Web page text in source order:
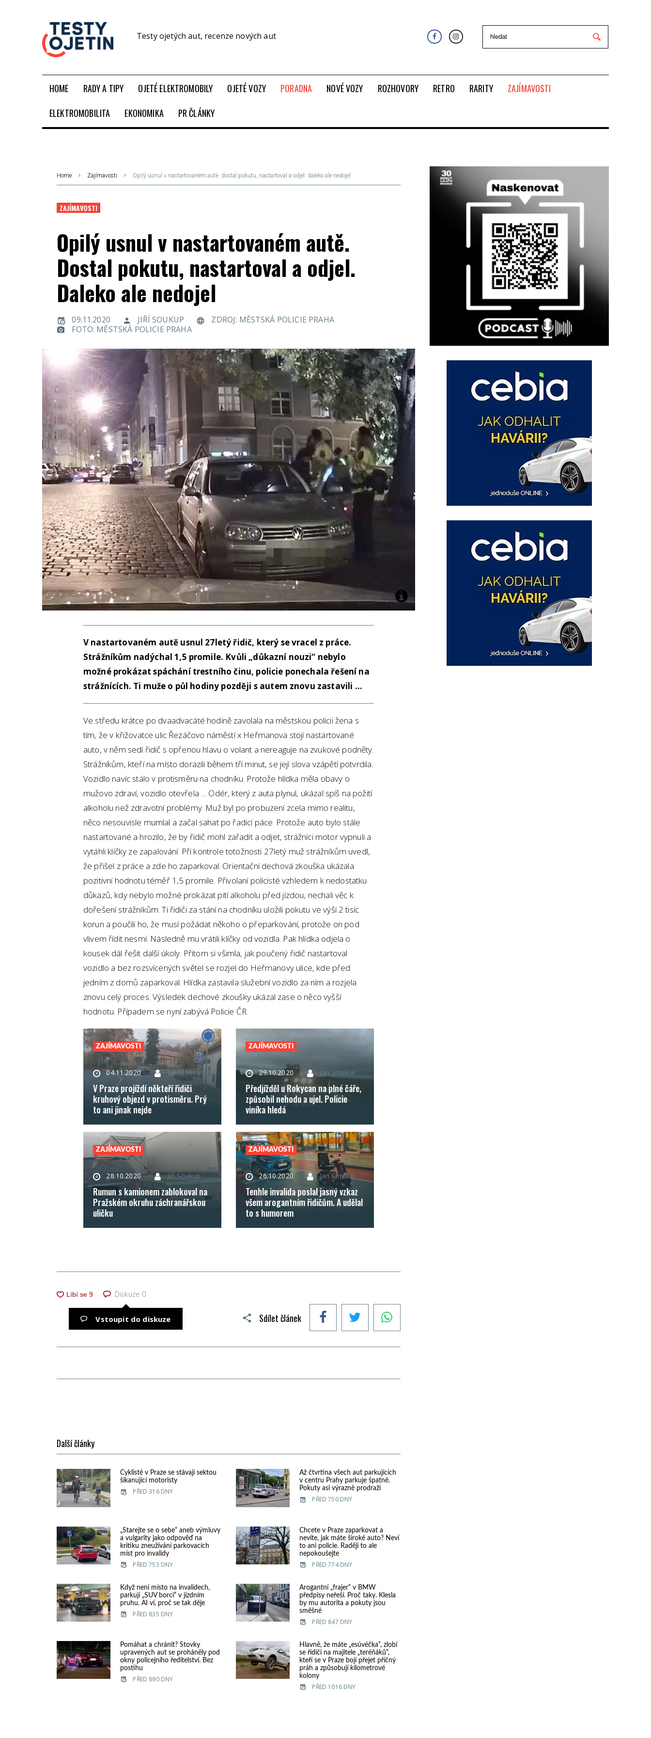
Testy ojetých aut, recenze nových aut
HOME RADY A TIPY OJETÉ ELEKTROMOBILY OJETÉ VOZY PORADNA NOVÉ VOZY ROZHOVORY RETRO RARITY
ZAJÍMAVOSTI
ELEKTROMOBILITA
EKONOMIKA PR ČLÁNKY
Home Zajímavosti Opilý usnul v nastartovaném autě. dostal pokutu, nastartoval a odjel. daleko ale nedojel
ZAJÍMAVOSTI
Opilý usnul v nastartovaném autě.
Dostal pokutu, nastartoval a odjel.
Daleko ale nedojel
09.11.2020 JIŘÍ SOUKUP
ZDROJ: MĚSTSKÁ POLICIE PRAHA
FOTO: MĚSTSKÁ POLICIE PRAHA
V nastartovaném autě usnul 27letý řidič, který se vracel z práce.
Strážníkům nadýchal 1,5 promile. Kvůli „důkazní nouzi“ nebylo
možné prokázat spáchání trestního činu, policie ponechala řešení na
strážnících. Ti muže o půl hodiny později s autem znovu zastavili …
Ve středu krátce po dvaadvacáté hodině zavolala na městskou policii žena s
tím, že v křižovatce ulic Řezáčovo náměstí x Heřmanova stojí nastartované
auto, v něm sedí řidič s opřenou hlavu o volant a nereaguje na zvukové podněty.
Strážníkům, kteří na místo dorazili během tří minut, se její slova vzápětí potvrdila.
Vozidlo navíc stálo v protisměru na chodníku. Protože hlídka měla obavy o
mužovo zdraví, vozidlo otevřela … Odér, který z auta plynul, ukázal spíš na požití
alkoholu než zdravotní problémy. Muž byl po probuzení zcela mimo realitu,
něco nesouvisle mumlal a začal sahat po řadicí páce. Protože auto bylo stále
nastartované a hrozilo, že by řidič mohl zařadit a odjet, strážníci motor vypnuli a
vytáhli klíčky ze zapalování. Při kontrole totožnosti 27letý muž strážníkům uvedl,
že přišel z práce a zde ho zaparkoval. Orientační dechová zkouška ukázala
pozitivní hodnotu téměř 1,5 promile. Přivolaní policisté vzhledem k nedostatku
důkazů, kdy nebylo možné prokázat pití alkoholu před jízdou, nechali věc k
dořešení strážníkům. Ti řidiči za stání na chodníku uložili pokutu ve výši 2 tisíc
korun a poučili ho, že musí požádat někoho o přeparkování, protože on pod
vlivem řídit nesmí. Následně mu vrátili klíčky od vozidla. Pak hlídka odjela o
kousek dál řešit další úkoly. Přitom si všimla, jak poučený řidič nastartoval
vozidlo a bez rozsvícených světel se rozjel do Heřmanovy ulice, kde před
jedním z domů zaparkoval. Hlídka zastavila služební vozidlo za ním a rozjela
znovu celý proces. Výsledek dechové zkoušky ukázal zase o něco vyšší
hodnotu. Případem se nyní zabývá Policie ČR.
ZAJÍMAVOSTI
04.11.2020 Jan Smékal
V Praze projíždí někteří řidiči
kruhový objezd v protisměru. Prý
to ani jinak nejde
ZAJÍMAVOSTI
29.10.2020 Jan Smékal
Předjížděl u Rokycan na plné čáře,
způsobil nehodu a ujel. Policie
viníka hledá
ZAJÍMAVOSTI
28.10.2020 Jiří Soukup
Rumun s kamionem zablokoval na
Pražském okruhu záchranářskou
uličku
ZAJÍMAVOSTI
26.10.2020 Jan Smékal
Tenhle invalida poslal jasný vzkaz
všem arogantním řidičům. A udělal
to s humorem
Sdílet článek
Diskuze 0
Vstoupit do diskuze
Další články
Cyklisté v Praze se stávají sektou
šikanující motoristy
PŘED 316 DNY
Až čtvrtina všech aut parkujících
v centru Prahy parkuje špatně.
Pokuty asi výrazně prodraží
PŘED 750 DNY
„Starejte se o sebe“ aneb výmluvy
a vulgarity jako odpověď na
kritiku zneužívání parkovacích
míst pro invalidy
PŘED 753 DNY
Chcete v Praze zaparkovat a
nevíte, jak máte široké auto? Neví
to ani policie. Raději to ale
nepokoušejte
PŘED 774 DNY
Když není místo na invalidech,
parkují „SUV borci“ v jízdním
pruhu. AI ví, proč se tak děje
PŘED 835 DNY
Arogantní „frajer“ v BMW
předpisy neřeší. Proč taky. Klesla
by mu autorita a pokuty jsou
směšné
PŘED 847 DNY
Pomáhat a chránit? Stovky
upravených aut se proháněly pod
okny policejního ředitelství. Bez
postihu
PŘED 890 DNY
Hlavně, že máte „esúvéčka“, zlobí
se řidiči na majitele „teréňáků“,
kteří se v Praze bojí přejet příčný
práh a způsobují kilometrové
kolony
PŘED 1016 DNY